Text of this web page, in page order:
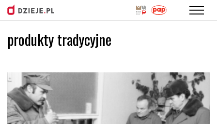
Przejdź
do
produkty tradycyjne